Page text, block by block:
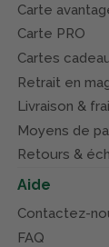
Carte
Carte PRO
Cartes
Retrait en
Livraison &
Moyens de
Retours &
Aide
Contactez-
FAQ